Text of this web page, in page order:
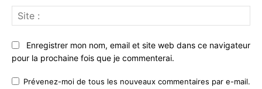
:
Enregistrer mon nom, email et site web dans ce navigateur
pour la prochaine fois que je commenterai.
Prévenez-moi de tous les nouveaux commentaires par e-mail.